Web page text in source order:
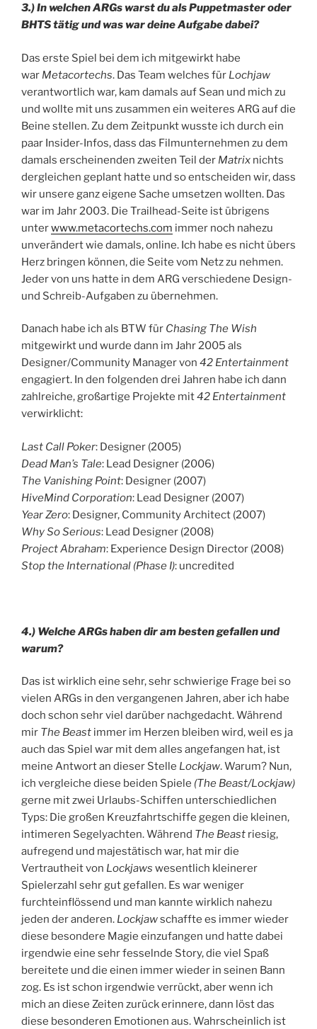
3.) In welchen ARGs warst du als Puppetmaster oder
BHTS tätig und was war deine Aufgabe dabei?
Das erste Spiel bei dem ich mitgewirkt habe
war Metacortechs. Das Team welches für Lochjaw
verantwortlich war, kam damals auf Sean und mich zu
und wollte mit uns zusammen ein weiteres ARG auf die
Beine stellen. Zu dem Zeitpunkt wusste ich durch ein
paar Insider-Infos, dass das Filmunternehmen zu dem
damals erscheinenden zweiten Teil der Matrix nichts
dergleichen geplant hatte und so entscheiden wir, dass
wir unsere ganz eigene Sache umsetzen wollten. Das
war im Jahr 2003. Die Trailhead-Seite ist übrigens
unterwww.metacortechs.com immer noch nahezu
unverändert wie damals, online. Ich habe es nicht übers
Herz bringen können, die Seite vom Netz zu nehmen.
Jeder von uns hatte in dem ARG verschiedene Design-
und Schreib-Aufgaben zu übernehmen.
Danach habe ich als BTW für Chasing The Wish
mitgewirkt und wurde dann im Jahr 2005 als
Designer/Community Manager von 42 Entertainment
engagiert. In den folgenden drei Jahren habe ich dann
zahlreiche, großartige Projekte mit42 Entertainment
verwirklicht:
Last Call Poker: Designer (2005)
Dead Man’s Tale: Lead Designer (2006)
The Vanishing Point: Designer (2007)
HiveMind Corporation: Lead Designer (2007)
Year Zero: Designer, Community Architect (2007)
Why So Serious: Lead Designer (2008)
Project Abraham: Experience Design Director (2008)
Stop the International (Phase I): uncredited
4.) Welche ARGs haben dir am besten gefallen und
warum?
Das ist wirklich eine sehr, sehr schwierige Frage bei so
vielen ARGs in den vergangenen Jahren, aber ich habe
doch schon sehr viel darüber nachgedacht. Während
mir The Beast immer im Herzen bleiben wird, weil es ja
auch das Spiel war mit dem alles angefangen hat, ist
meine Antwort an dieser Stelle Lockjaw. Warum? Nun,
ich vergleiche diese beiden Spiele (The Beast/Lockjaw)
gerne mit zwei Urlaubs-Schiffen unterschiedlichen
Typs: Die großen Kreuzfahrtschiffe gegen die kleinen,
intimeren Segelyachten. Während The Beast riesig,
aufregend und majestätisch war, hat mir die
Vertrautheit von Lockjaws wesentlich kleinerer
Spielerzahl sehr gut gefallen. Es war weniger
furchteinflössend und man kannte wirklich nahezu
jeden der anderen. Lockjawschaffte es immer wieder
diese besondere Magie einzufangen und hatte dabei
irgendwie eine sehr fesselnde Story, die viel Spaß
bereitete und die einen immer wieder in seinen Bann
zog. Es ist schon irgendwie verrückt, aber wenn ich
mich an diese Zeiten zurück erinnere, dann löst das
diese besonderen Emotionen aus. Wahrscheinlich ist